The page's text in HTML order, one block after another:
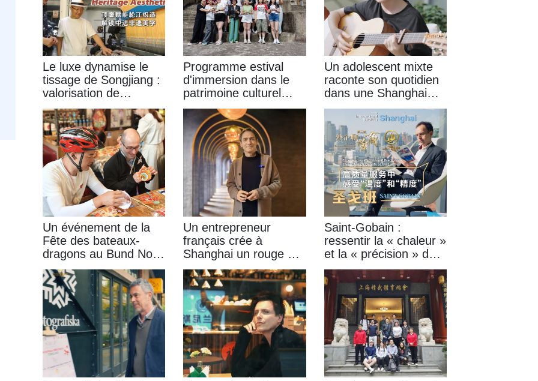
Le luxe dynamise le
tissage de Songjiang :
valorisation de
l'esthétique du
patrimoine immatériel
sino-français
Programme estival
d'immersion dans le
patrimoine culturel
immatériel à Shanghai
: à explorer, à
savourer et à toucher !
Un adolescent mixte
raconte son quotidien
dans une Shanghai
plurielle
Un événement de la
Fête des bateaux-
dragons au Bund Nord
met en scène des
échanges culturels
sino-français
Un entrepreneur
français crée à
Shanghai un rouge à
lèvres NFC chargé
d'émotion
Saint-Gobain :
ressentir la « chaleur »
et la « précision » de
l'environnement des
affaires à Shanghai